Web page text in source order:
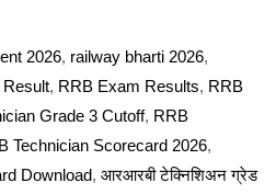
2026, railway bharti 2026,
Result, RRB Exam Results, RRB
Grade 3 Cutoff, RRB
Technician Scorecard 2026,
Download, आरआरबी टेक्निशिअन ग्रेड